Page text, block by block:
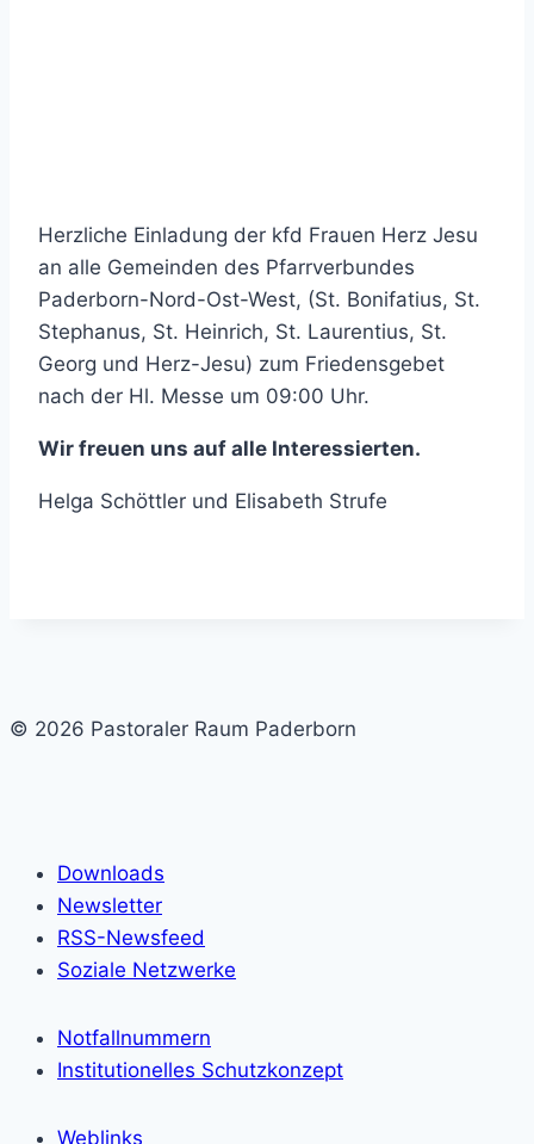
Herzliche Einladung der kfd Frauen Herz Jesu
an alle Gemeinden des Pfarrverbundes
Paderborn-Nord-Ost-West, (St. Bonifatius, St.
Stephanus, St. Heinrich, St. Laurentius, St.
Georg und Herz-Jesu) zum Friedensgebet
nach der Hl. Messe um 09:00 Uhr.
Wir freuen uns auf alle Interessierten.
Helga Schöttler und Elisabeth Strufe
© 2026 Pastoraler Raum Paderborn
Downloads
Newsletter
RSS-Newsfeed
Soziale Netzwerke
Notfallnummern
Institutionelles Schutzkonzept
Weblinks